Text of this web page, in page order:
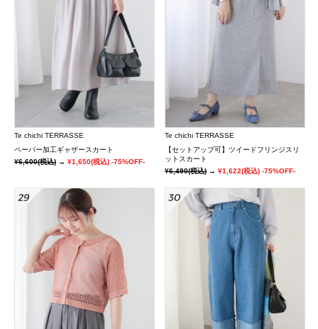
Te chichi TERRASSE
ペーパー加工ギャザースカート
¥6,600(税込) → ¥1,650(税込) -75%OFF-
Te chichi TERRASSE
【セットアップ可】ツイードフリンジスリ
ットスカート
¥6,490(税込)→¥1,622(税込) -75%OFF-